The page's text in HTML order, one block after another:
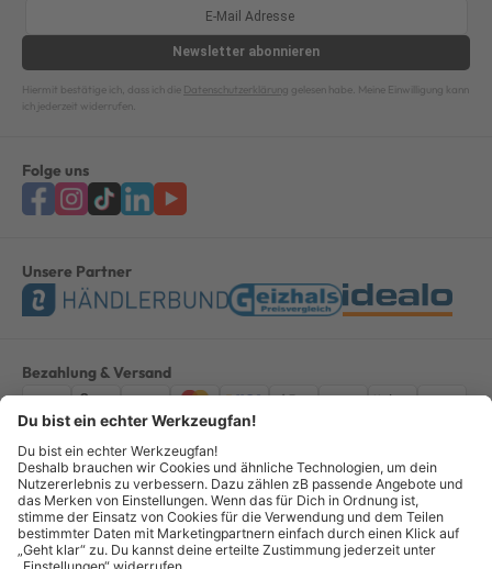
Newsletter abonnieren
Hiermit bestätige ich, dass ich die Datenschutzerklärung gelesen habe. Meine Einwilligung kann
ich jederzeit widerrufen.
Folge uns
Unsere Partner
Bezahlung & Versand
ImpressumAGBDatenschutzWiderruf Vertrag widerrufen
Alle Preise verstehen sich inkl. ges. MwSt. *Kostenloser Versand innerhalb
Deutschlands, bei Bestellungen ab 100,00 Euro.
© Copyright 2026 GOTOOLS GmbH - Alle Rechte vorbehalten. powered by